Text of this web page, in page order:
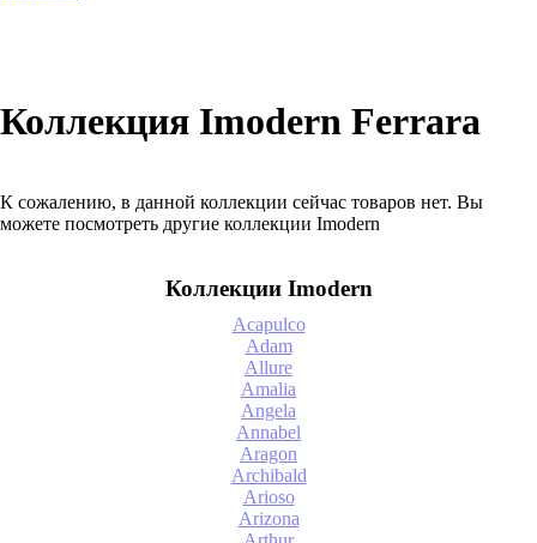
Коллекция Imodern Ferrara
К сожалению, в данной коллекции сейчас товаров нет. Вы
можете посмотреть другие коллекции Imodern
Коллекции Imodern
Acapulco
Adam
Allure
Amalia
Angela
Annabel
Aragon
Archibald
Arioso
Arizona